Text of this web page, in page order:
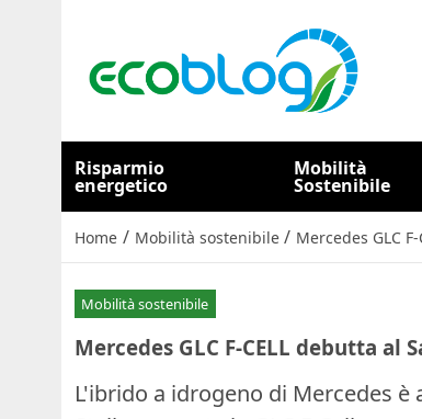
Risparmio
energetico
Mobilità
Sostenibile
Home / Mobilità sostenibile / Mercedes GLC
Mobilità sostenibile
Mercedes GLC F-CELL debutta
L'ibrido a idrogeno di Mercedes è